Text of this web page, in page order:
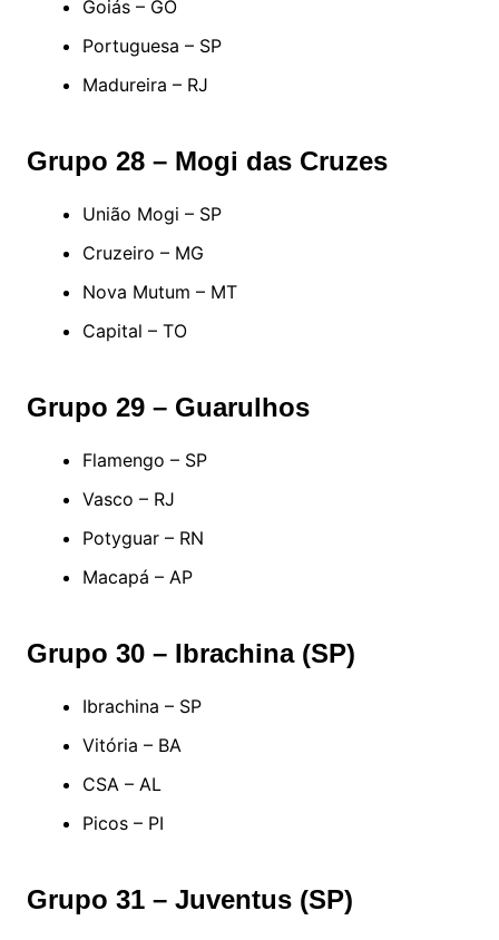
Goiás – GO
Portuguesa – SP
Madureira – RJ
Grupo 28 – Mogi das Cruzes
União Mogi – SP
Cruzeiro – MG
Nova Mutum – MT
Capital – TO
Grupo 29 – Guarulhos
Flamengo – SP
Vasco – RJ
Potyguar – RN
Macapá – AP
Grupo 30 – Ibrachina (SP)
Ibrachina – SP
Vitória – BA
CSA – AL
Picos – PI
Grupo 31 – Juventus (SP)